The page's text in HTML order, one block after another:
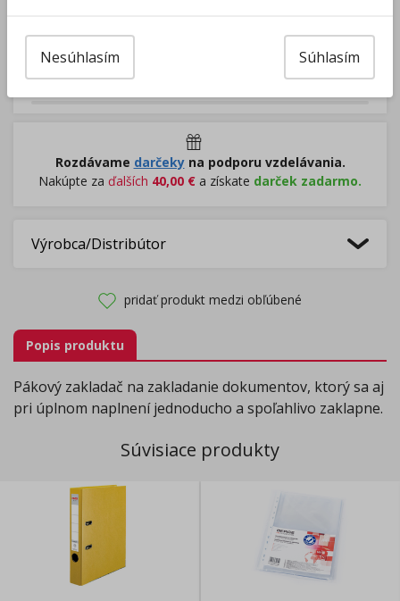
€
dopravu zadarmo.
Rozdávame darčeky na podporu vzdelávania.
Nakúpte za ďalších 40,00 € a získate darček zadarmo.
Výrobca/Distribútor
pridať produkt medzi obľúbené
Popis produktu
Pákový zakladač na zakladanie dokumentov, ktorý sa aj
pri úplnom naplnení jednoducho a spoľahlivo zaklapne.
Súvisiace produkty
Súhlasím
Nesúhlasím